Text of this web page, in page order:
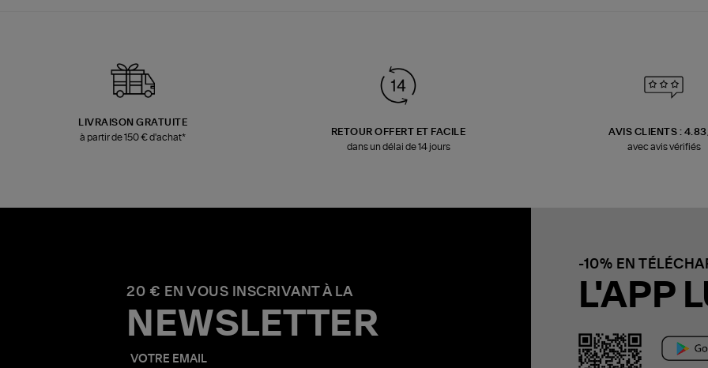
LIVRAISON GRATUITE
à partir de 150 € d'achat*
RETOUR OFFERT ET FACILE
dans un délai de 14 jours
AVIS CLIENTS :
avec avis vérifiés
20 € EN VOUS INSCRIVANT À LA
NEWSLETTER
-10% EN
L'APP